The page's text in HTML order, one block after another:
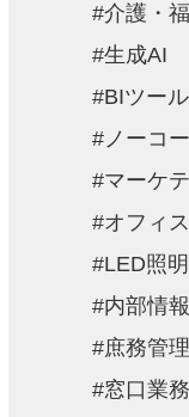
介護・
生成AI
BIツール
ノーコ
マーケ
オフィ
LED照明
内部情
庶務管理
窓口業務